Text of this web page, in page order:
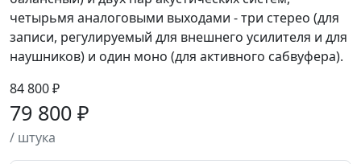
четырьмя аналоговыми выходами - три стерео (для
записи, регулируемый для внешнего усилителя и для
наушников) и один моно (для активного сабвуфера).
84 800 ₽
79 800 ₽
/ штука